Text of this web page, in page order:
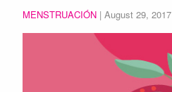
MENSTRUACIÓN | August 29, 2017